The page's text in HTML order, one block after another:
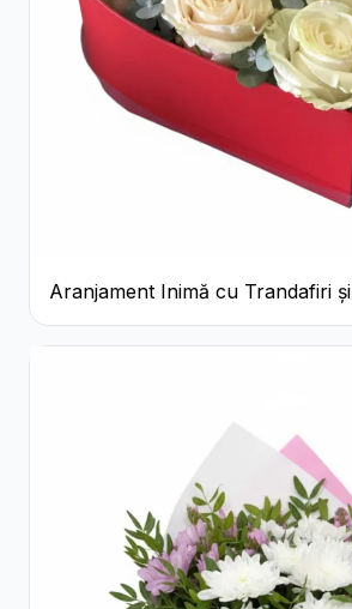
Aranjament Inimă cu Trandafiri și
Praline Ferrero